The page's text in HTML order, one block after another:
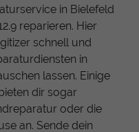
in Bielefeld
reparieren. Hier
schnell und
in
lassen. Einige
dir sogar
oder die
an. Sende dein